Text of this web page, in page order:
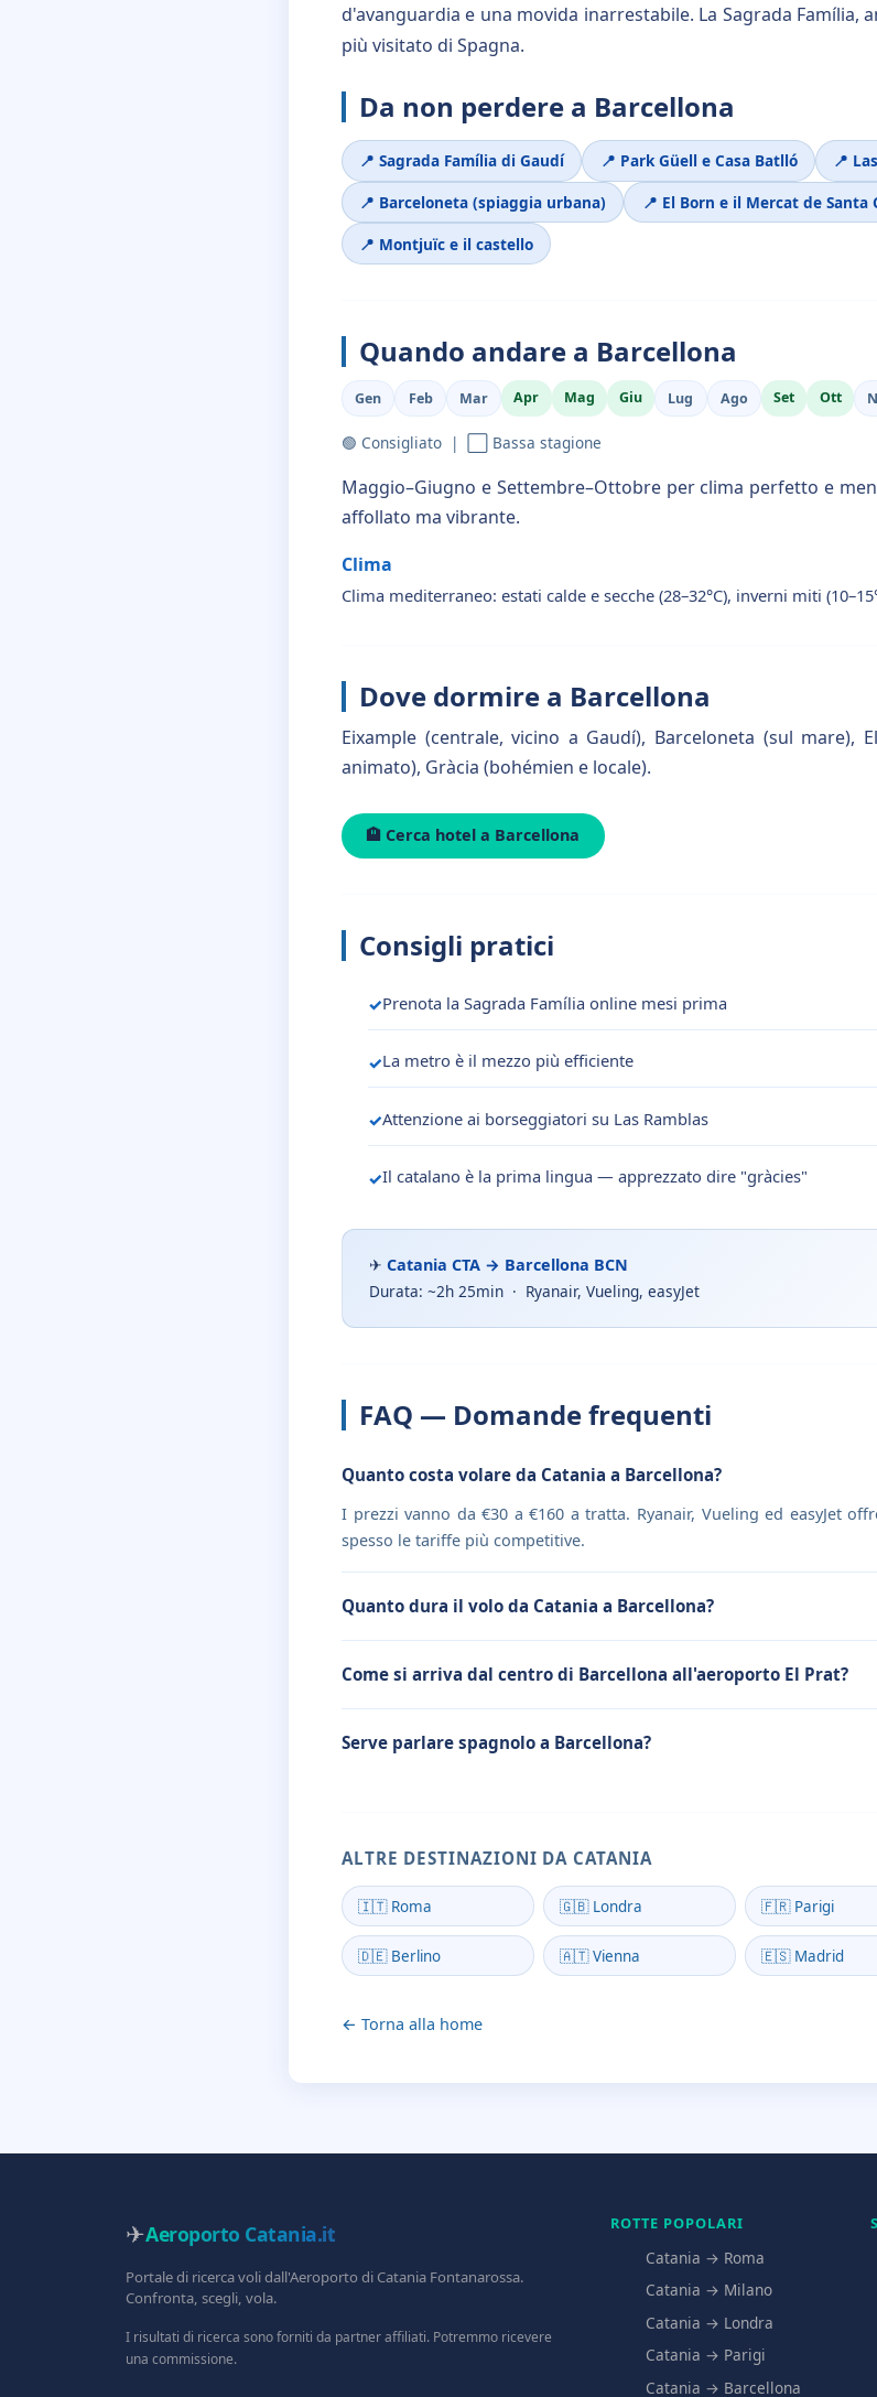
d'avanguardia e una movida inarrestabile. La Sagrada Família,
più visitato di Spagna.
Da non perdere a Barcellona
📍 Sagrada Família di Gaudí 📍 Park Güell e Casa Batlló
📍
📍 Barceloneta (spiaggia urbana)
📍 El Born e il Mercat de Santa
📍 Montjuïc e il castello
Quando andare a Barcellona
Gen Feb Mar Apr Mag Giu Lug Ago Set Ott
🟢 Consigliato | ⬜ Bassa stagione
Maggio–Giugno e Settembre–Ottobre per clima perfetto e
affollato ma vibrante.
Clima
Clima mediterraneo: estati calde e secche (28–32°C), inverni miti
Dove dormire a Barcellona
Eixample (centrale, vicino a Gaudí), Barceloneta (sul mare),
animato), Gràcia (bohémien e locale).
🏨 Cerca hotel a Barcellona
Consigli pratici
Prenota la Sagrada Família online mesi prima
La metro è il mezzo più efficiente
Attenzione ai borseggiatori su Las Ramblas
Il catalano è la prima lingua — apprezzato dire "gràcies"
✈ Catania CTA → Barcellona BCN
Durata: ~2h 25min · Ryanair, Vueling, easyJet
FAQ — Domande frequenti
Quanto costa volare da Catania a Barcellona?
I prezzi vanno da €30 a €160 a tratta. Ryanair, Vueling ed easyJet
spesso le tariffe più competitive.
Quanto dura il volo da Catania a Barcellona?
Come si arriva dal centro di Barcellona all'aeroporto El Prat?
Serve parlare spagnolo a Barcellona?
ALTRE DESTINAZIONI DA CATANIA
🇮🇹 Roma 🇬🇧 Londra 🇫🇷 Parigi
🇩🇪 Berlino 🇦🇹 Vienna 🇪🇸 Madrid
← Torna alla home
✈Aeroporto Catania.it
Portale di ricerca voli dall'Aeroporto di Catania Fontanarossa.
Confronta, scegli, vola.
I risultati di ricerca sono forniti da partner affiliati. Potremmo ricevere
una commissione.
ROTTE POPOLARI
Catania → Roma
Catania → Milano
Catania → Londra
Catania → Parigi
Catania → Barcellona